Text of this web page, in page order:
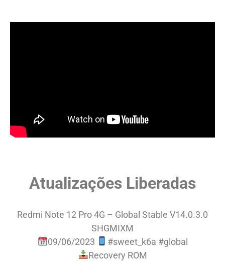
Atualizações Liberadas
Redmi Note 12 Pro 4G – Global Stable V14.0.3.0
SHGMIXM
09/06/2023
#sweet_k6a #global
Recovery ROM